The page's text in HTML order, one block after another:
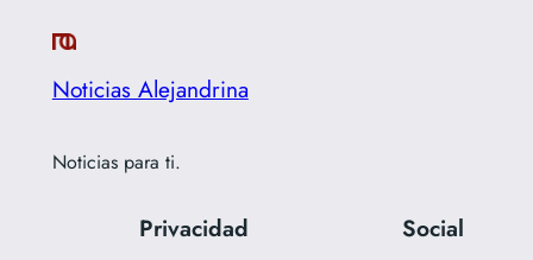
Noticias Alejandrina
Noticias para ti.
Privacidad Social